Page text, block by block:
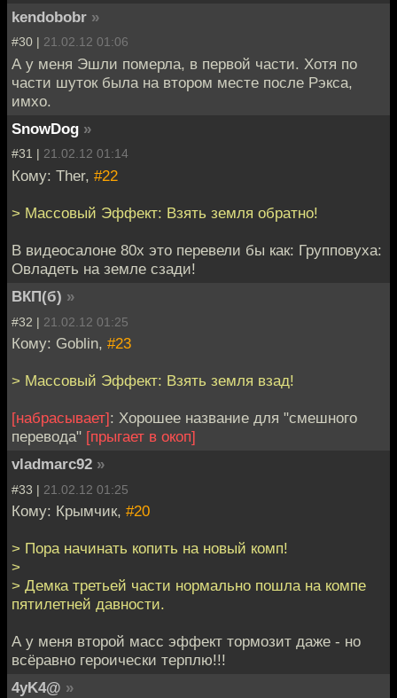
kendobobr »
#30 | 21.02.12 01:06
А у меня Эшли померла, в первой части. Хотя по
части шуток была на втором месте после Рэкса,
имхо.
SnowDog »
#31 | 21.02.12 01:14
Кому: Ther, #22
> Массовый Эффект: Взять земля обратно!
В видеосалоне 80х это перевели бы как: Групповуха:
Овладеть на земле сзади!
ВКП(б) »
#32 | 21.02.12 01:25
Кому: Goblin, #23
> Массовый Эффект: Взять земля взад!
[набрасывает]: Хорошее название для "смешного
перевода" [прыгает в окоп]
vladmarc92 »
#33 | 21.02.12 01:25
Кому: Крымчик, #20
> Пора начинать копить на новый комп!
>
> Демка третьей части нормально пошла на компе
пятилетней давности.
А у меня второй масс эффект тормозит даже - но
всёравно героически терплю!!!
4yK4@ »